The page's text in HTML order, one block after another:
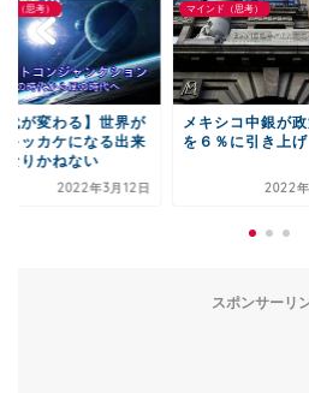
ド（思考）
シコ中銀が政策金利
％に引き上げ
2022年2月12日
マインド（思考）
【信用スコア】
来！本格的に始め
2023
スポンサーリ